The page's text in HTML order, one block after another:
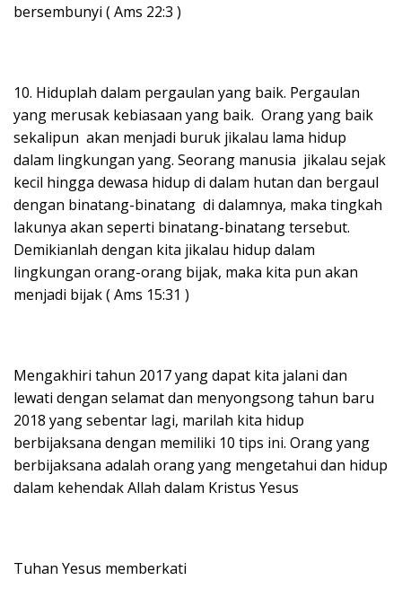
bersembunyi ( Ams 22:3 )
10. Hiduplah dalam pergaulan yang baik. Pergaulan
yang merusak kebiasaan yang baik. Orang yang baik
sekalipun akan menjadi buruk jikalau lama hidup
dalam lingkungan yang. Seorang manusia jikalau sejak
kecil hingga dewasa hidup di dalam hutan dan bergaul
dengan binatang-binatang di dalamnya, maka tingkah
lakunya akan seperti binatang-binatang tersebut.
Demikianlah dengan kita jikalau hidup dalam
lingkungan orang-orang bijak, maka kita pun akan
menjadi bijak ( Ams 15:31 )
Mengakhiri tahun 2017 yang dapat kita jalani dan
lewati dengan selamat dan menyongsong tahun baru
2018 yang sebentar lagi, marilah kita hidup
berbijaksana dengan memiliki 10 tips ini. Orang yang
berbijaksana adalah orang yang mengetahui dan hidup
dalam kehendak Allah dalam Kristus Yesus
Tuhan Yesus memberkati